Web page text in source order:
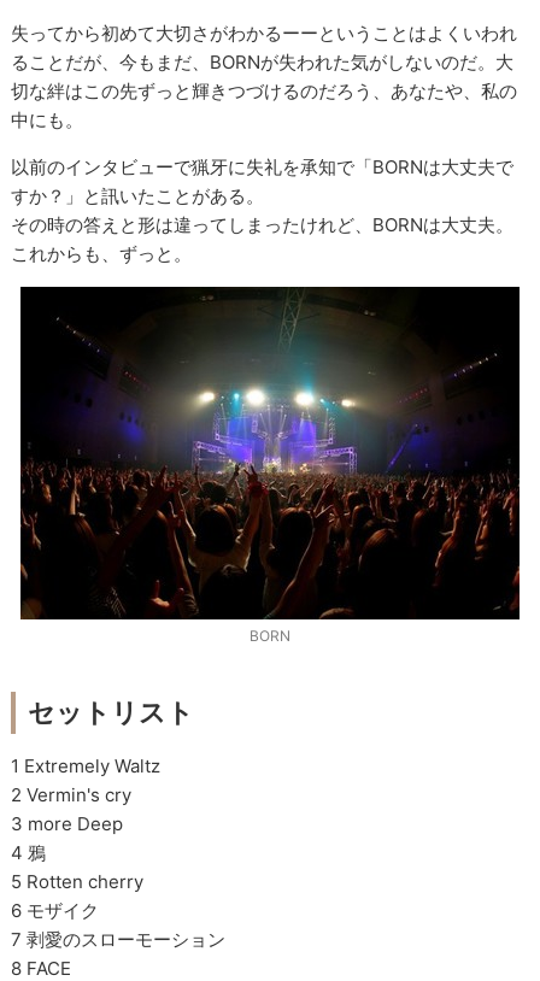
失ってから初めて大切さがわかるーーということはよくいわれ
ることだが、今もまだ、BORNが失われた気がしないのだ。大
切な絆はこの先ずっと輝きつづけるのだろう、あなたや、私の
中にも。
以前のインタビューで猟牙に失礼を承知で「BORNは大丈夫で
すか？」と訊いたことがある。
その時の答えと形は違ってしまったけれど、BORNは大丈夫。
これからも、ずっと。
BORN
セットリスト
1 Extremely Waltz
2 Vermin's cry
3 more Deep
4 鴉
5 Rotten cherry
6 モザイク
7 剥愛のスローモーション
8 FACE